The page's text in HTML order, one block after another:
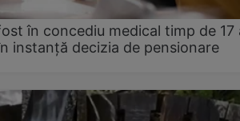
în concediu medical timp de 17
instanță decizia de pensionare